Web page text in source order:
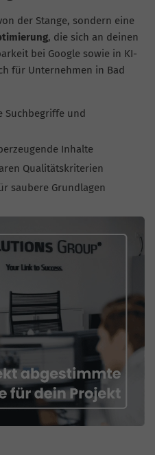
der Stange, sondern eine
, die sich an deinen
bei Google sowie in KI-
für Unternehmen in Bad
Suchbegriffe und
Inhalte
Qualitätskriterien
saubere Grundlagen